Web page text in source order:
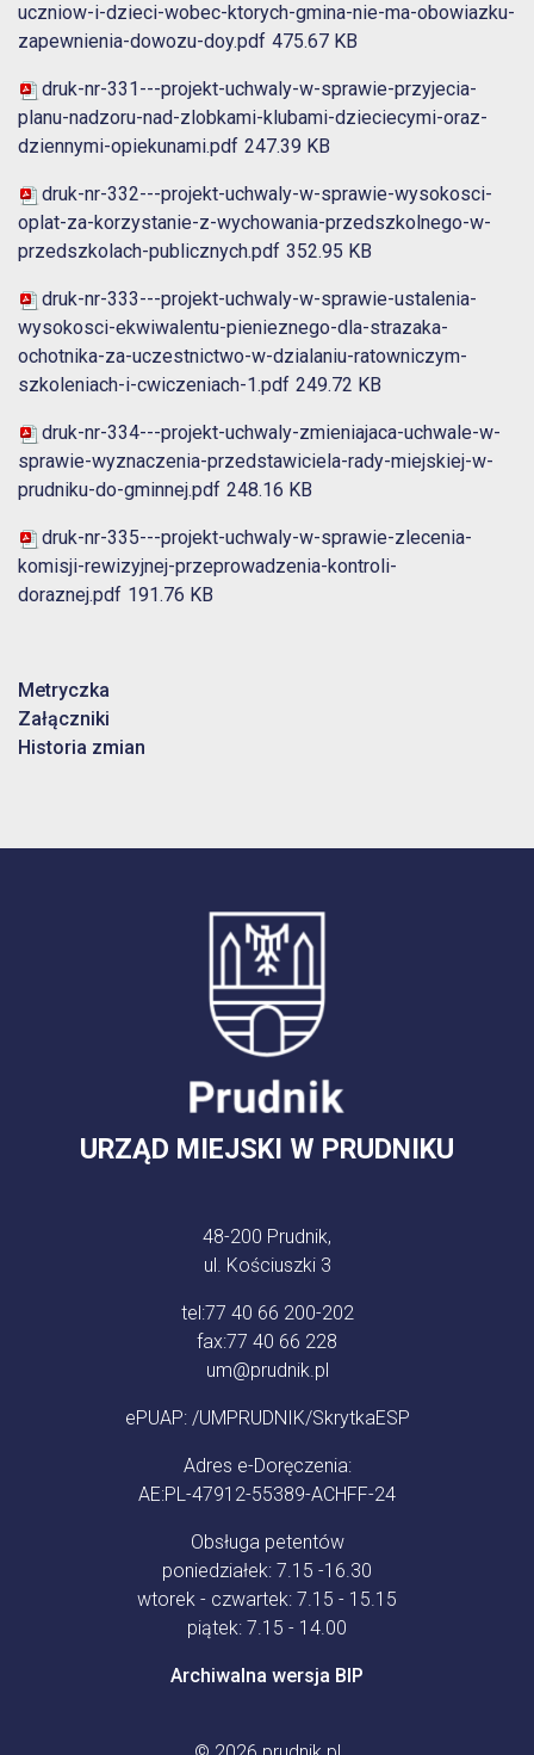
uczniow-i-dzieci-wobec-ktorych-gmina-nie-ma-obowiazku-
zapewnienia-dowozu-doy.pdf 475.67 KB
druk-nr-331---projekt-uchwaly-w-sprawie-przyjecia-
planu-nadzoru-nad-zlobkami-klubami-dzieciecymi-oraz-
dziennymi-opiekunami.pdf 247.39 KB
druk-nr-332---projekt-uchwaly-w-sprawie-wysokosci-
oplat-za-korzystanie-z-wychowania-przedszkolnego-w-
przedszkolach-publicznych.pdf 352.95 KB
druk-nr-333---projekt-uchwaly-w-sprawie-ustalenia-
wysokosci-ekwiwalentu-pienieznego-dla-strazaka-
ochotnika-za-uczestnictwo-w-dzialaniu-ratowniczym-
szkoleniach-i-cwiczeniach-1.pdf 249.72 KB
druk-nr-334---projekt-uchwaly-zmieniajaca-uchwale-w-
sprawie-wyznaczenia-przedstawiciela-rady-miejskiej-w-
prudniku-do-gminnej.pdf 248.16 KB
druk-nr-335---projekt-uchwaly-w-sprawie-zlecenia-
komisji-rewizyjnej-przeprowadzenia-kontroli-
doraznej.pdf 191.76 KB
Metryczka
Załączniki
Historia zmian
URZĄD MIEJSKI W PRUDNIKU
48-200 Prudnik,
ul. Kościuszki 3
tel:77 40 66 200-202
fax:77 40 66 228
um@prudnik.pl
ePUAP: /UMPRUDNIK/SkrytkaESP
Adres e-Doręczenia:
AE:PL-47912-55389-ACHFF-24
Obsługa petentów
poniedziałek: 7.15 -16.30
wtorek - czwartek: 7.15 - 15.15
piątek: 7.15 - 14.00
Archiwalna wersja BIP